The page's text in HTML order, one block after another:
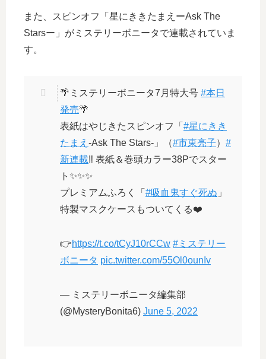
また、スピンオフ「星にききたまえーAsk The
Starsー」がミステリーボニータで連載されていま
す。
🌴ミステリーボニータ7月特大号 #本日
発売🌴
表紙はやじきたスピンオフ「 #星にきき
たまえ -Ask The Stars-」（#市東亮子） #
新連載‼️ 表紙＆巻頭カラー38Pでスター
ト✨✨✨
プレミアムふろく「 #吸血鬼すぐ死ぬ 」
特製マスクケースもついてくる❤️
👉https://t.co/tCyJ10rCCw #ミステリー
ボニータ pic.twitter.com/55Ol0ounIv
— ミステリーボニータ編集部
(@MysteryBonita6) June 5, 2022